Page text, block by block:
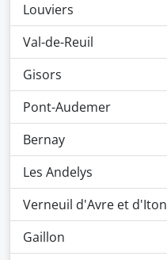
Louviers
Val-de-Reuil
Gisors
Pont-Audemer
Bernay
Les Andelys
Verneuil d'Avre et d'Iton
Gaillon